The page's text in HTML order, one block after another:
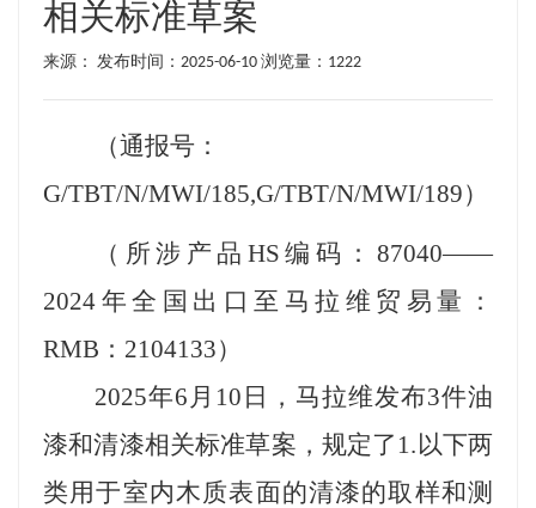
相关标准草案
来源： 发布时间：2025-06-10 浏览量：1222
（通报号：
G/TBT/N/MWI/185,G/TBT/N/MWI/189）
（所涉产品 HS 编码：87040——
2024 年全国出口至 马拉维 贸易量：
RMB ： 2104133）
2025年6 月 10 日，马拉维发布3件油
漆和清漆相关标准草案，规定了 1. 以下两
类用于室内木质表面的清漆的取样和测